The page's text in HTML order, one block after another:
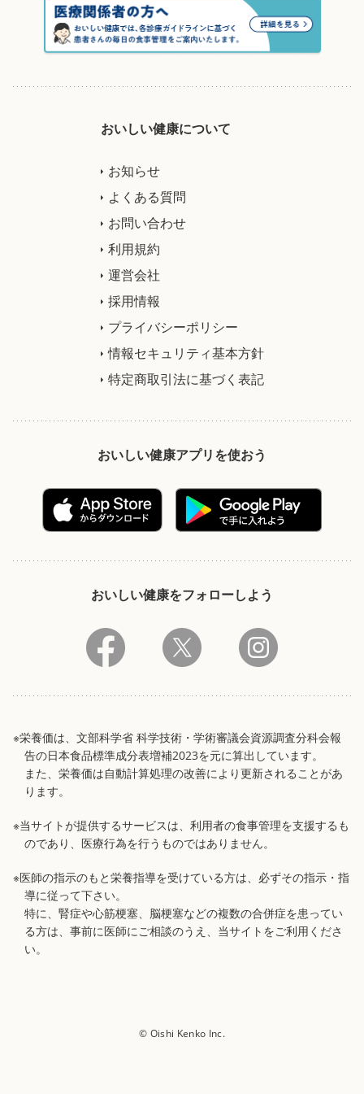
おいしい健康について
お知らせ
よくある質問
お問い合わせ
利用規約
運営会社
採用情報
プライバシーポリシー
情報セキュリティ基本方針
特定商取引法に基づく表記
おいしい健康アプリを使おう
おいしい健康をフォローしよう
※栄養価は、文部科学省 科学技術・学術審議会資源調査分科会報
告の日本食品標準成分表増補2023を元に算出しています。
また、栄養価は自動計算処理の改善により更新されることがあ
ります。
※当サイトが提供するサービスは、利用者の食事管理を支援するも
のであり、医療行為を行うものではありません。
※医師の指示のもと栄養指導を受けている方は、必ずその指示・指
導に従って下さい。
特に、腎症や心筋梗塞、脳梗塞などの複数の合併症を患ってい
る方は、事前に医師にご相談のうえ、当サイトをご利用くださ
い。
© Oishi Kenko Inc.